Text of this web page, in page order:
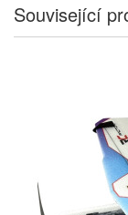
Související